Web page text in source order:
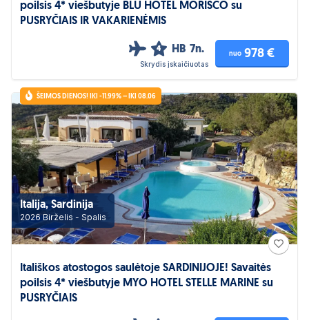
poilsis 4* viešbutyje BLU HOTEL MORISCO su
PUSRYČIAIS IR VAKARIENĖMIS
4 HB 7n.
Skrydis įskaičiuotas
nuo 978 €
ŠEIMOS DIENOS! IKI -11.99% – IKI 08.06
Italija, Sardinija
2026 Birželis - Spalis
Itališkos atostogos saulėtoje SARDINIJOJE! Savaitės
poilsis 4* viešbutyje MYO HOTEL STELLE MARINE su
PUSRYČIAIS